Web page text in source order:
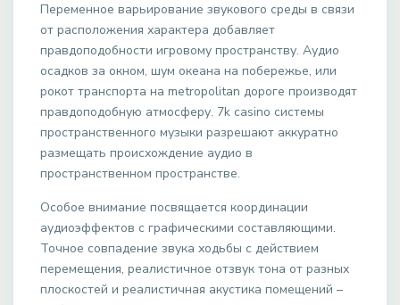
Переменное варьирование звукового среды в связи
от расположения характера добавляет
правдоподобности игровому пространству. Аудио
осадков за окном, шум океана на побережье, или
рокот транспорта на metropolitan дороге производят
правдоподобную атмосферу. 7k casino системы
пространственного музыки разрешают аккуратно
размещать происхождение аудио в
пространственном пространстве.
Особое внимание посвящается координации
аудиоэффектов с графическими составляющими.
Точное совпадение звука ходьбы с действием
перемещения, реалистичное отзвук тона от разных
плоскостей и реалистичная акустика помещений –